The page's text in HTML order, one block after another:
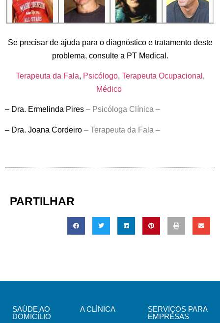
Se precisar de ajuda para o diagnóstico e tratamento deste
problema, consulte a PT Medical.
Terapeuta da Fala, Psicólogo, Terapeuta Ocupacional ,
Médico
– Dra. Ermelinda Pires – Psicóloga Clínica –
– Dra. Joana Cordeiro – Terapeuta da Fala –
PARTILHAR
SAÚDE AO
DOMICÍLIO
A CLÍNICA
SERVIÇOS PARA
EMPRESAS